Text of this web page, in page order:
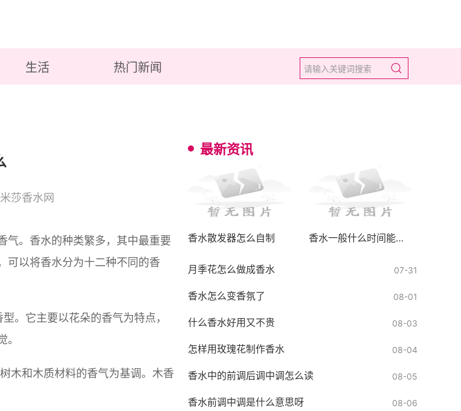
生活 热门新闻
莎香水网
气。香水的种类繁多，其中最重要
可以将香水分为十二种不同的香
。它主要以花朵的香气为特点，
木和木质材料的香气为基调。木香
最新资讯
香水散发器怎么自制 香水一般什么时间能达到中调
月季花怎么做成香水 07-31
香水怎么变香氛了 08-01
什么香水好用又不贵 08-03
怎样用玫瑰花制作香水 08-04
香水中的前调后调中调怎么读 08-05
香水前调中调是什么意思呀 08-06